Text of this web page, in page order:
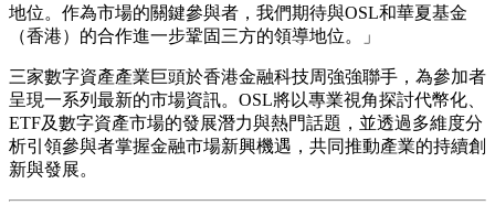
地位。作為市場的關鍵參與者，我們期待與OSL和華夏基金
（香港）的合作進一步鞏固三方的領導地位。」
三家數字資產產業巨頭於香港金融科技周強強聯手，為參加者
呈現一系列最新的市場資訊。OSL將以專業視角探討代幣化、
ETF及數字資產市場的發展潛力與熱門話題，並透過多維度分
析引領參與者掌握金融市場新興機遇，共同推動產業的持續創
新與發展。